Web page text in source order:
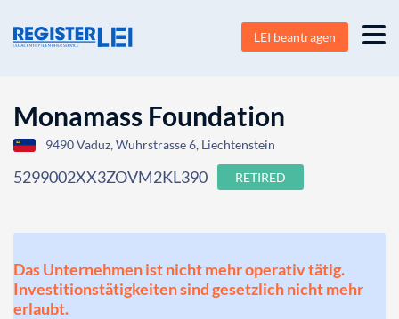
LEI beantragen
Monamass Foundation
9490 Vaduz, Wuhrstrasse 6, Liechtenstein
5299002XX3ZOVM2KL390 RETIRED
Das Unternehmen ist nicht mehr operativ tätig.
Investitionstätigkeiten sind gesetzlich nicht mehr
erlaubt.